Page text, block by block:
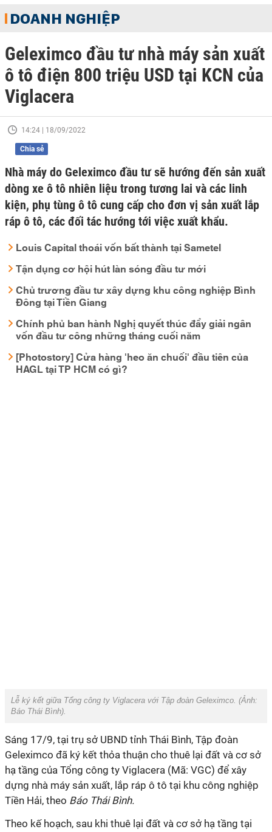
DOANH NGHIỆP
Geleximco đầu tư nhà máy sản xuất
ô tô điện 800 triệu USD tại KCN của
Viglacera
14:24 | 18/09/2022
Chia sẻ
Nhà máy do Geleximco đầu tư sẽ hướng đến sản xuất
dòng xe ô tô nhiên liệu trong tương lai và các linh
kiện, phụ tùng ô tô cung cấp cho đơn vị sản xuất lắp
ráp ô tô, các đối tác hướng tới việc xuất khẩu.
Louis Capital thoái vốn bất thành tại Sametel
Tận dụng cơ hội hút làn sóng đầu tư mới
Chủ trương đầu tư xây dựng khu công nghiệp Bình
Đông tại Tiền Giang
Chính phủ ban hành Nghị quyết thúc đẩy giải ngân
vốn đầu tư công những tháng cuối năm
[Photostory] Cửa hàng 'heo ăn chuối' đầu tiên của
HAGL tại TP HCM có gì?
Lễ ký kết giữa Tổng công ty Viglacera với Tập đoàn Geleximco. (Ảnh:
Báo Thái Bình).
Sáng 17/9, tại trụ sở UBND tỉnh Thái Bình, Tập đoàn
Geleximco đã ký kết thỏa thuận cho thuê lại đất và cơ sở
hạ tầng của Tổng công ty Viglacera (Mã: VGC) để xây
dựng nhà máy sản xuất, lắp ráp ô tô tại khu công nghiệp
Tiền Hải, theo Báo Thái Bình.
Theo kế hoạch, sau khi thuê lại đất và cơ sở hạ tầng tại